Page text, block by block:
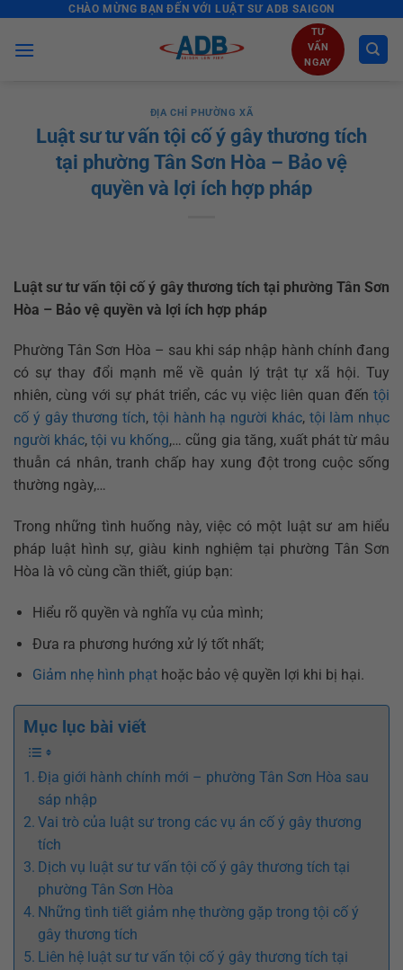
content
CHÀO MỪNG BẠN ĐẾN VỚI LUẬT SƯ ADB SAIGON
TƯ
VẤN
NGAY
ĐỊA CHỈ PHƯỜNG XÃ
Luật sư tư vấn tội cố ý gây thương tích
tại phường Tân Sơn Hòa – Bảo vệ
quyền và lợi ích hợp pháp
Luật sư tư vấn tội cố ý gây thương tích tại phường Tân Sơn
Hòa – Bảo vệ quyền và lợi ích hợp pháp
Phường Tân Sơn Hòa – sau khi sáp nhập hành chính đang
có sự thay đổi mạnh mẽ về quản lý trật tự xã hội. Tuy
nhiên, cùng với sự phát triển, các vụ việc liên quan đến tội
cố ý gây thương tích, tội hành hạ người khác, tội làm nhục
người khác,tội vu khống,… cũng gia tăng, xuất phát từ mâu
thuẫn cá nhân, tranh chấp hay xung đột trong cuộc sống
thường ngày,…
Trong những tình huống này, việc có một luật sư am hiểu
pháp luật hình sự, giàu kinh nghiệm tại phường Tân Sơn
Hòa là vô cùng cần thiết, giúp bạn:
Hiểu rõ quyền và nghĩa vụ của mình;
Đưa ra phương hướng xử lý tốt nhất;
Giảm nhẹ hình phạthoặc bảo vệ quyền lợi khi bị hại.
Mục lục bài viết
Địa giới hành chính mới – phường Tân Sơn Hòa sau
sáp nhập
Vai trò của luật sư trong các vụ án cố ý gây thương
tích
Dịch vụ luật sư tư vấn tội cố ý gây thương tích tại
phường Tân Sơn Hòa
Những tình tiết giảm nhẹ thường gặp trong tội cố ý
gây thương tích
Liên hệ luật sư tư vấn tội cố ý gây thương tích tại